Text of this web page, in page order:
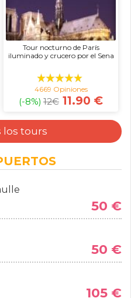
Tour nocturno de París
iluminado y crucero por el Sena
4669 Opiniones
(-8%) 12€ 11.90 €
los tours
50 €
50 €
105 €